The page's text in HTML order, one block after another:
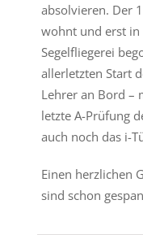
absolvieren. Der
wohnt und erst in
Segelfliegerei
allerletzten Start
Lehrer an Bord –
letzte A-Prüfung
auch noch das i-
Einen herzlichen
sind schon